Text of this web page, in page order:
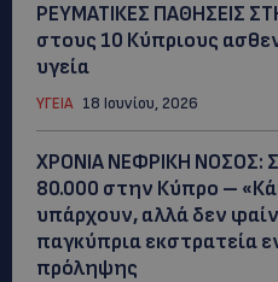
ΡΕΥΜΑΤΙΚΕΣ ΠΑΘΗΣΕΙΣ
στους 10 Κύπριους
υγεία
ΥΓΕΙΑ 18 Ιουνίου, 2026
ΧΡΟΝΙΑ ΝΕΦΡΙΚΗ ΝΟΣΟΣ:
80.000 στην Κύπρο –
υπάρχουν, αλλά δεν
παγκύπρια εκστρατεία
πρόληψης